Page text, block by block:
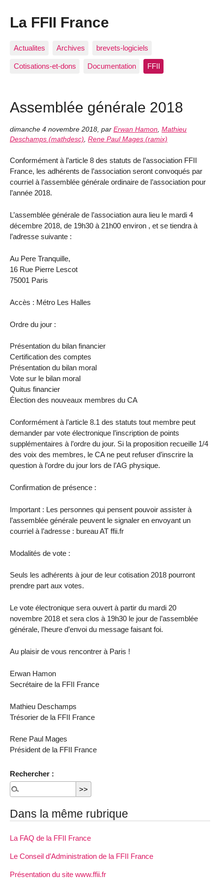
La FFII France
Actualites Archives brevets-logiciels
Cotisations-et-dons Documentation FFII
Assemblée générale 2018
dimanche 4 novembre 2018 par Erwan Hamon Mathieu
Deschamps (mathdesc) Rene Paul Mages (ramix)
Conformément à l’article 8 des statuts de l’association FFII
France, les adhérents de l’association seront convoqués par
courriel à l’assemblée générale ordinaire de l’association pour
l’année 2018.
L’assemblée générale de l’association aura lieu le mardi 4
décembre 2018, de 19h30 à 21h00 environ , et se tiendra à
l’adresse suivante :
Au Pere Tranquille,
16 Rue Pierre Lescot
75001 Paris
Accès : Métro Les Halles
Ordre du jour :
Présentation du bilan financier
Certification des comptes
Présentation du bilan moral
Vote sur le bilan moral
Quitus financier
Élection des nouveaux membres du CA
Conformément à l’article 8.1 des statuts tout membre peut
demander par vote électronique l’inscription de points
supplémentaires à l’ordre du jour. Si la proposition recueille 1/4
des voix des membres, le CA ne peut refuser d’inscrire la
question à l’ordre du jour lors de l’AG physique.
Confirmation de présence :
Important : Les personnes qui pensent pouvoir assister à
l’assemblée générale peuvent le signaler en envoyant un
courriel à l’adresse : bureau AT ffii.fr
Modalités de vote :
Seuls les adhérents à jour de leur cotisation 2018 pourront
prendre part aux votes.
Le vote électronique sera ouvert à partir du mardi 20
novembre 2018 et sera clos à 19h30 le jour de l’assemblée
générale, l’heure d’envoi du message faisant foi.
Au plaisir de vous rencontrer à Paris !
Erwan Hamon
Secrétaire de la FFII France
Mathieu Deschamps
Trésorier de la FFII France
Rene Paul Mages
Président de la FFII France
Rechercher :
Dans la même rubrique
La FAQ de la FFII France
Le Conseil d’Administration de la FFII France
Présentation du site www.ffii.fr